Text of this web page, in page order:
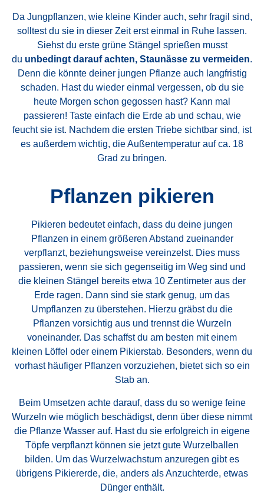
Da Jungpflanzen, wie kleine Kinder auch, sehr fragil sind,
solltest du sie in dieser Zeit erst einmal in Ruhe lassen.
Siehst du erste grüne Stängel sprießen musst
du unbedingt darauf achten, Staunässe zu vermeiden.
Denn die könnte deiner jungen Pflanze auch langfristig
schaden. Hast du wieder einmal vergessen, ob du sie
heute Morgen schon gegossen hast? Kann mal
passieren! Taste einfach die Erde ab und schau, wie
feucht sie ist. Nachdem die ersten Triebe sichtbar sind, ist
es außerdem wichtig, die Außentemperatur auf ca. 18
Grad zu bringen.
Pflanzen pikieren
Pikieren bedeutet einfach, dass du deine jungen
Pflanzen in einem größeren Abstand zueinander
verpflanzt, beziehungsweise vereinzelst. Dies muss
passieren, wenn sie sich gegenseitig im Weg sind und
die kleinen Stängel bereits etwa 10 Zentimeter aus der
Erde ragen. Dann sind sie stark genug, um das
Umpflanzen zu überstehen. Hierzu gräbst du die
Pflanzen vorsichtig aus und trennst die Wurzeln
voneinander. Das schaffst du am besten mit einem
kleinen Löffel oder einem Pikierstab. Besonders, wenn du
vorhast häufiger Pflanzen vorzuziehen, bietet sich so ein
Stab an.
Beim Umsetzen achte darauf, dass du so wenige feine
Wurzeln wie möglich beschädigst, denn über diese nimmt
die Pflanze Wasser auf. Hast du sie erfolgreich in eigene
Töpfe verpflanzt können sie jetzt gute Wurzelballen
bilden. Um das Wurzelwachstum anzuregen gibt es
übrigens Pikiererde, die, anders als Anzuchterde, etwas
Dünger enthält.